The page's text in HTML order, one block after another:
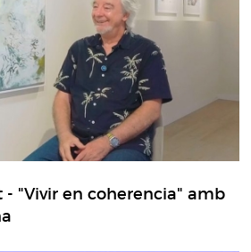
- "Vivir en coherencia" amb